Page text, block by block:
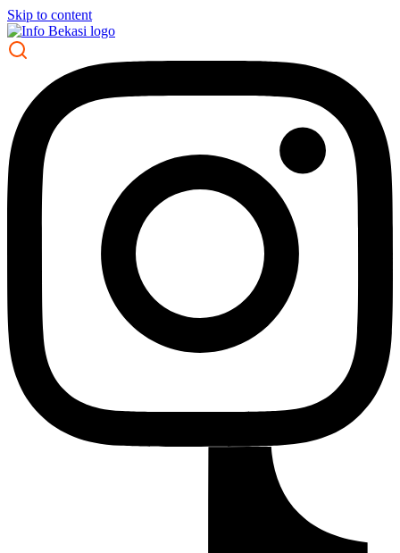
Skip to content